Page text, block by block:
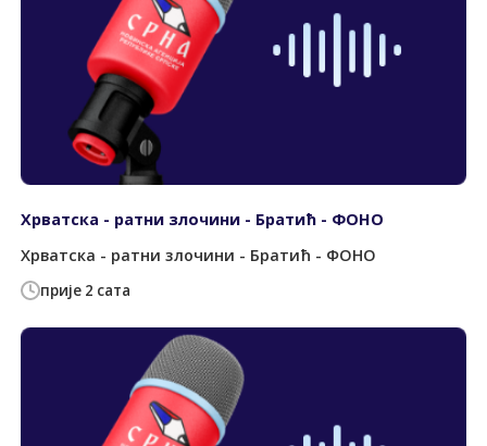
прије 2 сата
Хрватска - ратни злочини - Братић - ФОНО
Хрватска - ратни злочини - Братић - ФОНО